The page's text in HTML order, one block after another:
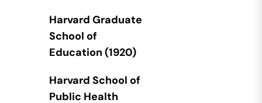
Harvard Graduate
School of
Education (1920)
Harvard School of
Public Health